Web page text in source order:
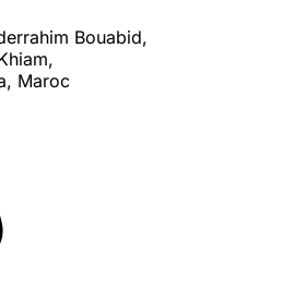
Bouabid,
Maroc